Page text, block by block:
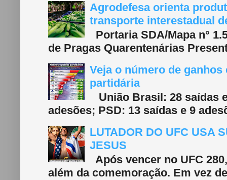
Agrodefesa orienta
transporte interestadual
Portaria SDA/Mapa n°
de Pragas Quarentenárias
Veja o número de
partidária
União Brasil: 28 saídas
adesões; PSD: 13 saídas e 9
LUTADOR DO UFC USA
JESUS
Após vencer no UFC
além da comemoração. Em vez